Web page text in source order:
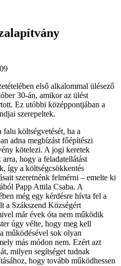
első alkalommal ülésező
30-án, amikor az ülést
Ez utóbbi középpontjában a
szerepeltek.
költségvetését, ha a
adna megbízást főépítészi
kötelezi. A jogi keretek
hogy a feladatellátást
így a költségcsökkentés
szeretnénk felmérni – emelte ki
Papp Attila Csaba. A
még egy kérdésre hívta fel a
a Szákszend Községért
már évek óta nem működik
úgy vélte, hogy meg kell
működésével sok olyan
más módon nem. Ezért azt
milyen segítséget tudnak
hogy tovább működhessen